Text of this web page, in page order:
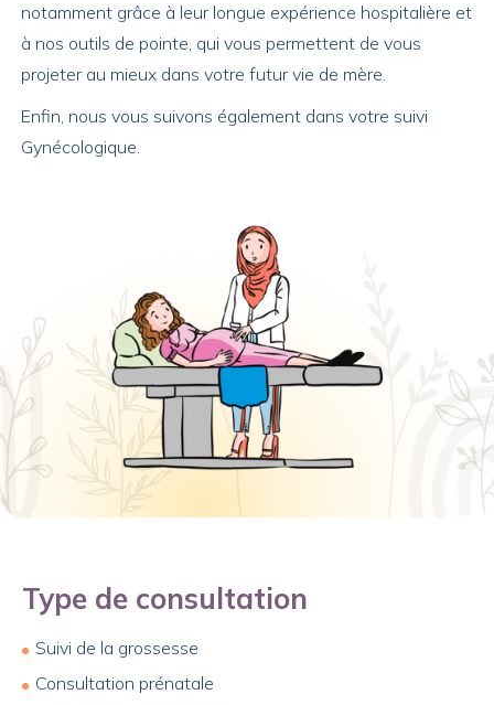
notamment grâce à leur longue expérience hospitalière et
à nos outils de pointe, qui vous permettent de vous
projeter au mieux dans votre futur vie de mère.
Enfin, nous vous suivons également dans votre suivi
Gynécologique.
Type de consultation
Suivi de la grossesse
Consultation prénatale